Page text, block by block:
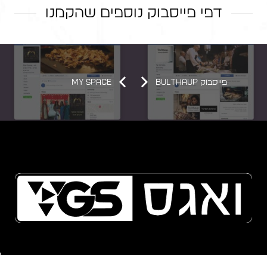
סרטון וידאו – ׳Tell Projects׳
אתר רספונסיבי – 'Tell Projects'
דפי פייסבוק נוספים שהקמנו
פייסבוק – ׳נקניקולה׳
פייסבוק אמירה לשבת
ICONEX – אייקונקס
MY SPACE פייסבוק Bulthaup